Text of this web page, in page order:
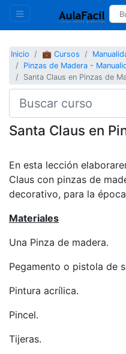
Inicio 💼 Cursos
Pinzas de Madera -
Santa Claus en Pinzas de
Santa Claus en
En esta lección
Claus con pinzas de
decorativo, para la
Materiales
Una Pinza de madera.
Pegamento o pistola de
Pintura acrílica.
Pincel.
Tijeras.